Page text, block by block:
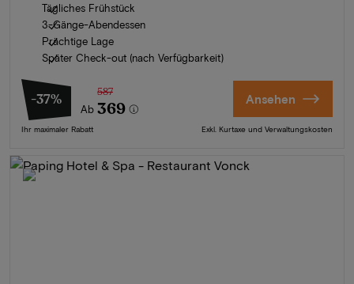
Tägliches Frühstück
3-Gänge-Abendessen
Prächtige Lage
Später Check-out (nach Verfügbarkeit)
-37%
Ab
587
369
Ihr maximaler Rabatt
Ansehen
Exkl. Kurtaxe und Verwaltungskosten